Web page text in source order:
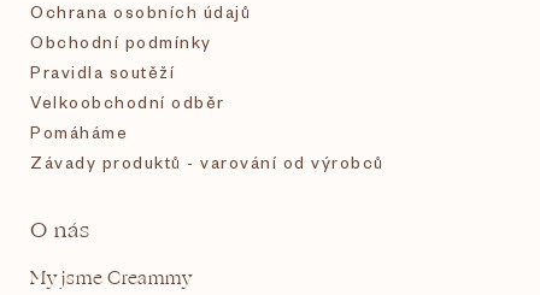
Ochrana osobních údajů
Obchodní podmínky
Pravidla soutěží
Velkoobchodní odběr
Pomáháme
Závady produktů - varování od výrobců
O nás
My jsme Creammy